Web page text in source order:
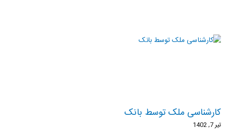
کارشناسی ملک توسط بانک
تیر 7, 1402